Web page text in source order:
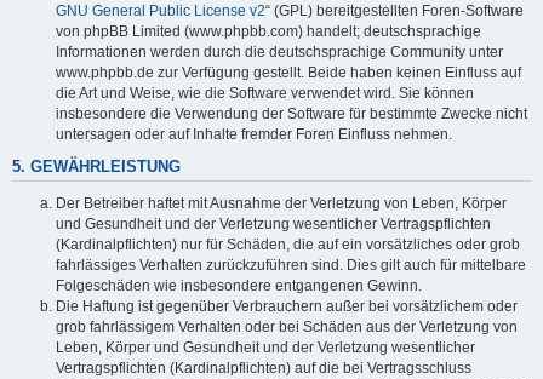
GNU General Public License v2“ (GPL) bereitgestellten Foren-Software
von phpBB Limited (www.phpbb.com) handelt; deutschsprachige
Informationen werden durch die deutschsprachige Community unter
www.phpbb.de zur Verfügung gestellt. Beide haben keinen Einfluss auf
die Art und Weise, wie die Software verwendet wird. Sie können
insbesondere die Verwendung der Software für bestimmte Zwecke nicht
untersagen oder auf Inhalte fremder Foren Einfluss nehmen.
5. GEWÄHRLEISTUNG
Der Betreiber haftet mit Ausnahme der Verletzung von Leben, Körper
und Gesundheit und der Verletzung wesentlicher Vertragspflichten
(Kardinalpflichten) nur für Schäden, die auf ein vorsätzliches oder grob
fahrlässiges Verhalten zurückzuführen sind. Dies gilt auch für mittelbare
Folgeschäden wie insbesondere entgangenen Gewinn.
Die Haftung ist gegenüber Verbrauchern außer bei vorsätzlichem oder
grob fahrlässigem Verhalten oder bei Schäden aus der Verletzung von
Leben, Körper und Gesundheit und der Verletzung wesentlicher
Vertragspflichten (Kardinalpflichten) auf die bei Vertragsschluss